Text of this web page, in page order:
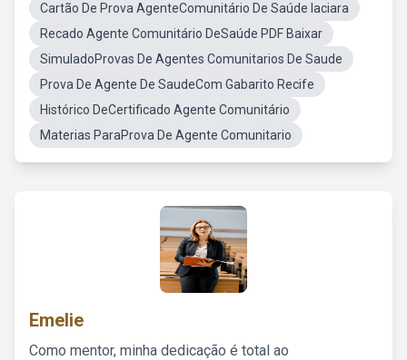
Cartão De Prova AgenteComunitário De Saúde Iaciara
Recado Agente Comunitário DeSaúde PDF Baixar
SimuladoProvas De Agentes Comunitarios De Saude
Prova De Agente De SaudeCom Gabarito Recife
Histórico DeCertificado Agente Comunitário
Materias ParaProva De Agente Comunitario
Emelie
Como mentor, minha dedicação é total ao